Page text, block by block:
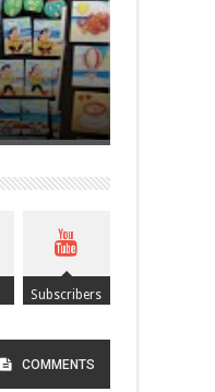
Subscribers
COMMENTS